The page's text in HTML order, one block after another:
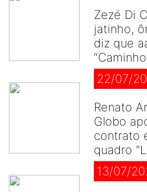
Zezé Di
jatinho,
diz que
22/07/
Renato
Globo
contrato
quadro
13/07/